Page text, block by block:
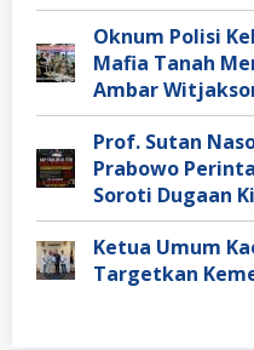
Oknum Polisi
Mafia Tanah
Ambar
Prof. Sutan
Prabowo
Soroti Dugaan
Ketua Umum
Targetkan